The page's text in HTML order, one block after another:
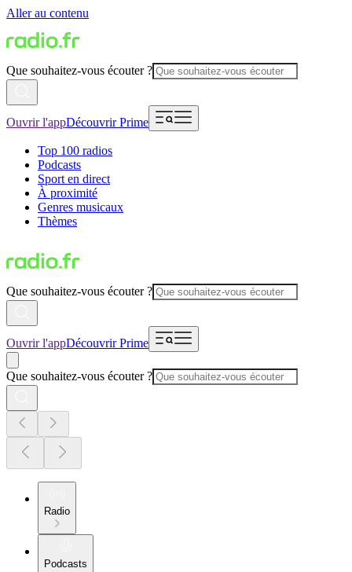
Aller au contenu
Que souhaitez-vous écouter ?
Ouvrir l'appDécouvrir Prime
Top 100 radios
Podcasts
Sport en direct
À proximité
Genres musicaux
Thèmes
Que souhaitez-vous écouter ?
Ouvrir l'appDécouvrir Prime
Que souhaitez-vous écouter ?
Radio
Podcasts